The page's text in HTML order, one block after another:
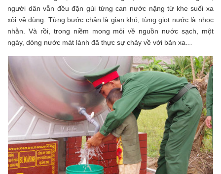
người dân vẫn đều đặn gùi từng can nước nặng từ khe suối xa
xôi về dùng. Từng bước chân là gian khó, từng giọt nước là nhọc
nhằn. Và rồi, trong niềm mong mỏi về nguồn nước sạch, một
ngày, dòng nước mát lành đã thực sự chảy về với bản xa…